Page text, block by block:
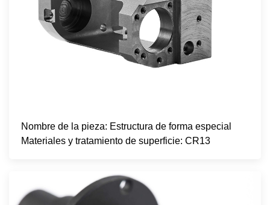
Nombre de la pieza: Estructura de forma especial
Materiales y tratamiento de superficie: CR13